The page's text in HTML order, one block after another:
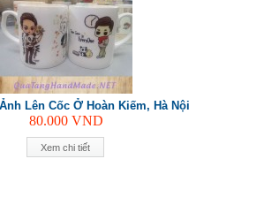
Xem chi tiết
Lên Cốc Ở Hoàn Kiếm, Hà Nội
80.000 VND